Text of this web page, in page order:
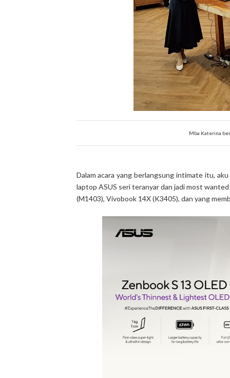
Mba Katerina
Dalam acara yang berlangsung intimate itu,
laptop ASUS seri teranyar dan jadi most
(M1403), Vivobook 14X (K3405), dan yang